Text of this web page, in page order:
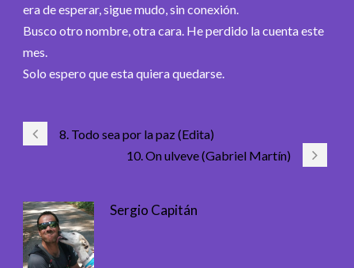
era de esperar, sigue mudo, sin conexión.
Busco otro nombre, otra cara. He perdido la cuenta este
mes.
Solo espero que esta quiera quedarse.
8. Todo sea por la paz (Edita)
10. On ulveve (Gabriel Martín)
Sergio Capitán